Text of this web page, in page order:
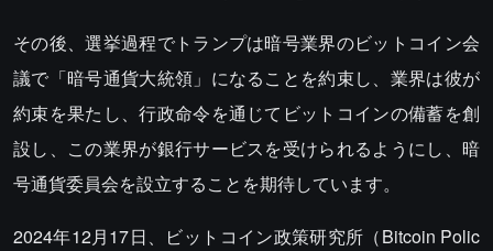
その後、選挙過程でトランプは暗号業界のビットコイン会
議で「暗号通貨大統領」になることを約束し、業界は彼が
約束を果たし、行政命令を通じてビットコインの備蓄を創
設し、この業界が銀行サービスを受けられるようにし、暗
号通貨委員会を設立することを期待しています。
2024年12月17日、ビットコイン政策研究所（Bitcoin Polic